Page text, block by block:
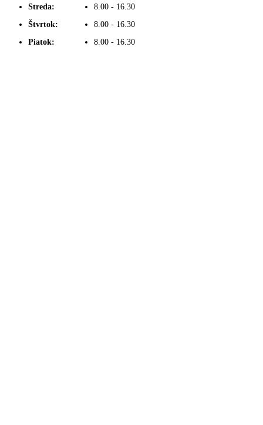
Streda:
Štvrtok:
Piatok:
8.00 - 16.30
8.00 - 16.30
8.00 - 16.30